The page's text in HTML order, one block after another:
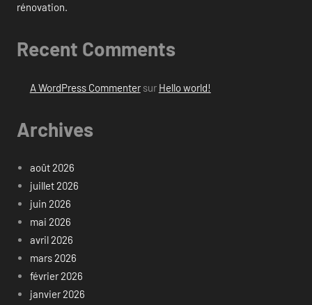
rénovation.
Recent Comments
A WordPress Commentersur Hello world!
Archives
août 2026
juillet 2026
juin 2026
mai 2026
avril 2026
mars 2026
février 2026
janvier 2026